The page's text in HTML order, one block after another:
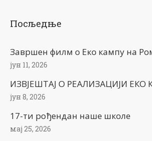
Посљедње
Завршен филм о Еко кампу на
јун 11, 2026
ИЗВЈЕШТАЈ О РЕАЛИЗАЦИЈИ ЕКО
јун 8, 2026
17-ти рођендан наше школе
мај 25, 2026